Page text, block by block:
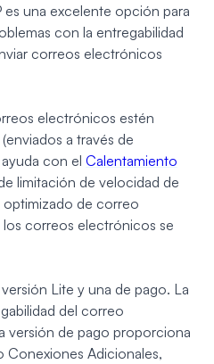
es una excelente opción para
con la entregabilidad
correos electrónicos
electrónicos estén
a través de
con el Calentamiento
limitación de velocidad de
de correo
correos electrónicos se
Lite y una de pago. La
del correo
versión de pago proporciona
Conexiones Adicionales,